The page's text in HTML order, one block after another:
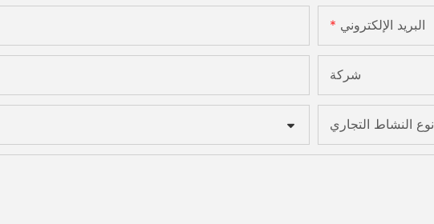
البريد الإلكتروني
شركة
نوع النشاط التجاري